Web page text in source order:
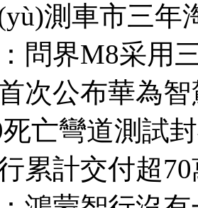
測車市三年
問界M8采用
次公布華為
亡彎道測試封
累計交付超